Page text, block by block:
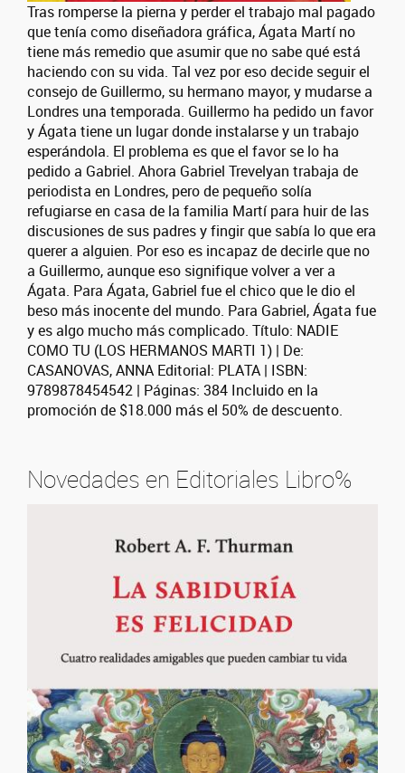
Tras romperse la pierna y perder el trabajo mal pagado
que tenía como diseñadora gráfica, Ágata Martí no
tiene más remedio que asumir que no sabe qué está
haciendo con su vida. Tal vez por eso decide seguir el
consejo de Guillermo, su hermano mayor, y mudarse a
Londres una temporada. Guillermo ha pedido un favor
y Ágata tiene un lugar donde instalarse y un trabajo
esperándola. El problema es que el favor se lo ha
pedido a Gabriel. Ahora Gabriel Trevelyan trabaja de
periodista en Londres, pero de pequeño solía
refugiarse en casa de la familia Martí para huir de las
discusiones de sus padres y fingir que sabía lo que era
querer a alguien. Por eso es incapaz de decirle que no
a Guillermo, aunque eso signifique volver a ver a
Ágata. Para Ágata, Gabriel fue el chico que le dio el
beso más inocente del mundo. Para Gabriel, Ágata fue
y es algo mucho más complicado. Título: NADIE
COMO TU (LOS HERMANOS MARTI 1) | De:
CASANOVAS, ANNA Editorial: PLATA | ISBN:
9789878454542 | Páginas: 384 Incluido en la
promoción de $18.000 más el 50% de descuento.
Novedades en Editoriales Libro%